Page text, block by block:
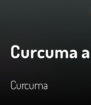
Curcuma
Curcuma